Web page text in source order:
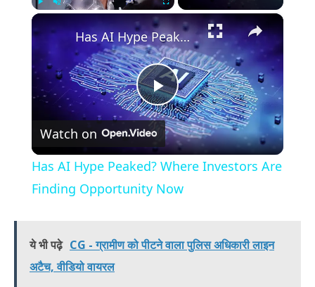
×
Play
Video
Has AI Hype Peaked? Where Investors Are Finding Opportunity Now
Watch on
Has AI Hype Peaked? Where Investors Are
Finding Opportunity Now
ये भी पढ़े CG - ग्रामीण को पीटने वाला पुलिस अधिकारी लाइन
अटैच, वीडियो वायरल